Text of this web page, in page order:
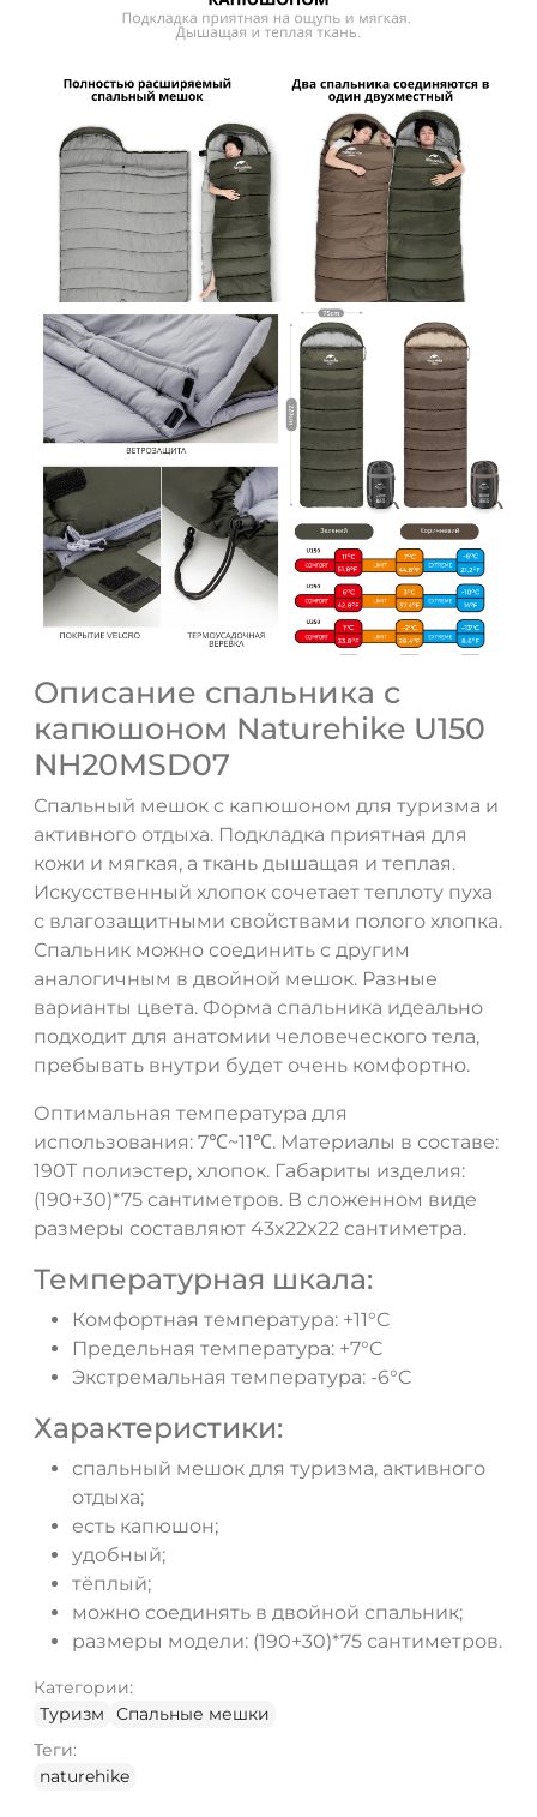
Описание спальника с
капюшоном Naturehike U150
NH20MSD07
Спальный мешок с капюшоном для туризма и
активного отдыха. Подкладка приятная для
кожи и мягкая, а ткань дышащая и теплая.
Искусственный хлопок сочетает теплоту пуха
с влагозащитными свойствами полого хлопка.
Спальник можно соединить с другим
аналогичным в двойной мешок. Разные
варианты цвета. Форма спальника идеально
подходит для анатомии человеческого тела,
пребывать внутри будет очень комфортно.
Оптимальная температура для
использования: 7℃~11℃. Материалы в составе:
190T полиэстер, хлопок. Габариты изделия:
(190+30)*75 сантиметров. В сложенном виде
размеры составляют 43x22x22 сантиметра.
Температурная шкала:
Комфортная температура: +11°C
Предельная температура: +7°C
Экстремальная температура: -6°C
Характеристики:
спальный мешок для туризма, активного
отдыха;
есть капюшон;
удобный;
тёплый;
можно соединять в двойной спальник;
размеры модели: (190+30)*75 сантиметров.
Категории:
Туризм
Спальные мешки
Теги:
naturehike
ДА НЕТ